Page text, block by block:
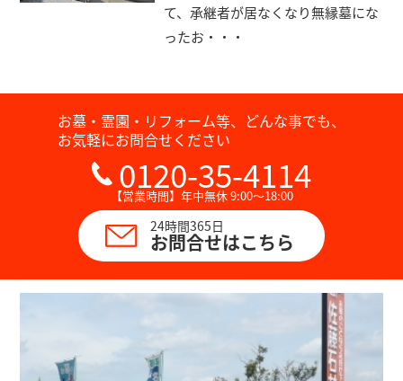
て、承継者が居なくなり無縁墓にな
ったお・・・
お墓・霊園・リフォーム等、どんな事でも、
お気軽にお問合せください
0120-35-4114
【営業時間】年中無休 9:00～18:00
24時間365日
お問合せはこちら